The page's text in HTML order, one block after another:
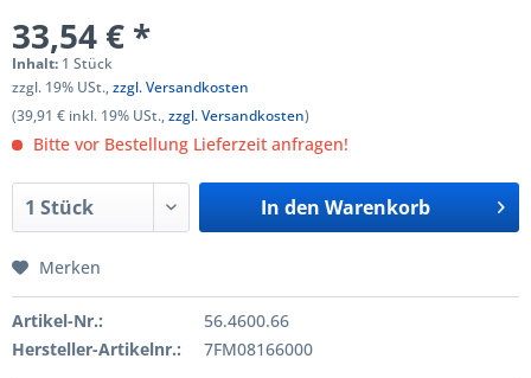
33,54 € *
Inhalt: 1 Stück
zzgl. 19% USt.,zzgl. Versandkosten
(39,91 € inkl. 19% USt.,zzgl. Versandkosten)
Bitte vor Bestellung Lieferzeit anfragen!
In den Warenkorb
Merken
Artikel-Nr.:
56.4600.66
Hersteller-Artikelnr.:
7FM08166000